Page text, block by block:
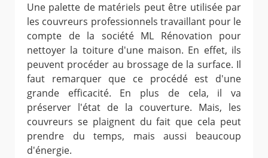
Une palette de matériels peut être utilisée par
les couvreurs professionnels travaillant pour le
compte de la société ML Rénovation pour
nettoyer la toiture d'une maison. En effet, ils
peuvent procéder au brossage de la surface. Il
faut remarquer que ce procédé est d'une
grande efficacité. En plus de cela, il va
préserver l'état de la couverture. Mais, les
couvreurs se plaignent du fait que cela peut
prendre du temps, mais aussi beaucoup
d'énergie.